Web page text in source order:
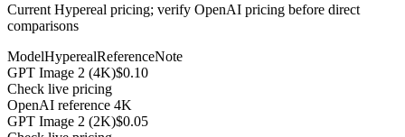
Current Hypereal pricing; verify OpenAI pricing before direct
comparisons
ModelHyperealReferenceNote
GPT Image 2 (4K)$0.10
Check live pricing
OpenAI reference 4K
GPT Image 2 (2K)$0.05